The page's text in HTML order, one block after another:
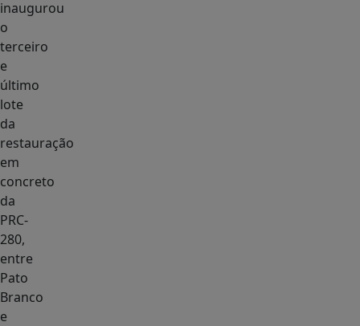
inaugurou
o
terceiro
e
último
lote
da
restauração
em
concreto
da
PRC-
280,
entre
Pato
Branco
e